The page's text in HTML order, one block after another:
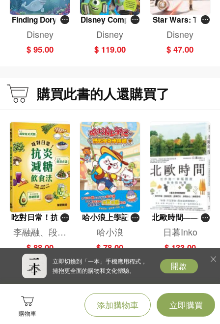
購物車
添加購物車 立即購買
Finding Dory Bi
g Golden Book
Disney
$ 95.00
Disney Complet
e Collection: Pi
xar (HB)
Disney
$ 119.00
Star Wars: The
Force Awakens
(8x8 No 2 with s
tickers)
Disney
$ 47.00
購買此書的人還購買了
吃對日常！抗炎
減糖飲食法
李融融、段佳
麗,黃梨煜、顧
凱辰
$ 88.00
哈小浪上學記(1
3)——逃出神奇
博物館
哈小浪
$ 78.00
北歐時間——世
界第一幸福國度
教會我的事
日暮Inko
$ 133.00
立即切換到「一本」手機應用程式，
擁抱更全面的購物和文化體驗。
開啟